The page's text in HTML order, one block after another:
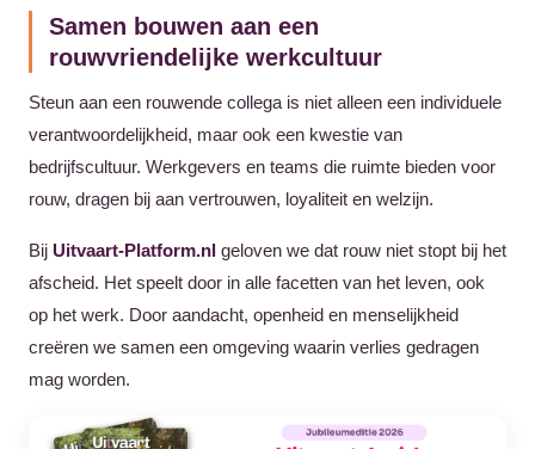
Samen bouwen aan een
rouwvriendelijke werkcultuur
Steun aan een rouwende collega is niet alleen een individuele
verantwoordelijkheid, maar ook een kwestie van
bedrijfscultuur. Werkgevers en teams die ruimte bieden voor
rouw, dragen bij aan vertrouwen, loyaliteit en welzijn.
Bij Uitvaart-Platform.nl geloven we dat rouw niet stopt bij het
afscheid. Het speelt door in alle facetten van het leven, ook
op het werk. Door aandacht, openheid en menselijkheid
creëren we samen een omgeving waarin verlies gedragen
mag worden.